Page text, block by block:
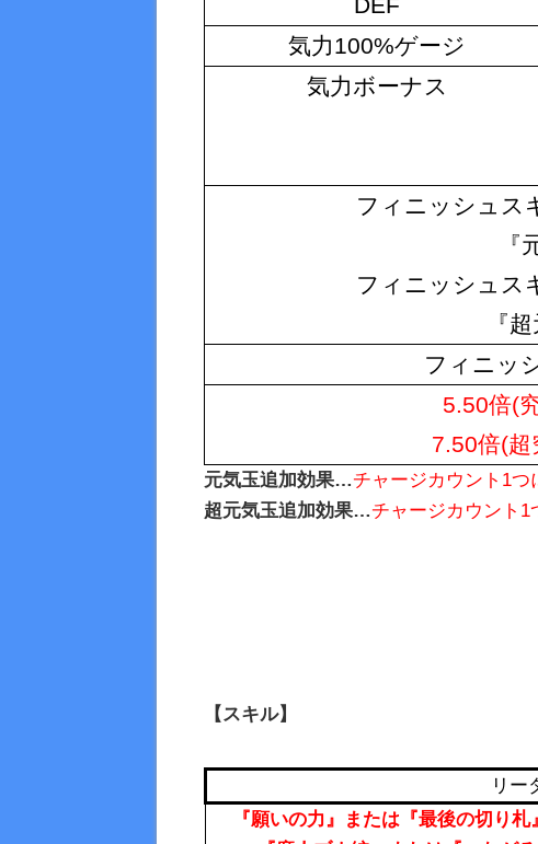
DEF
気力100%ゲージ
気力ボーナス
フィニッシュス
『
フィニッシュス
『
フィニッ
5.50倍(
7.50倍(
元気玉追加効果…チャージカウント1
超元気玉追加効果…チャージカウント1
【スキル】
リー
『願いの力』または『最後の切り